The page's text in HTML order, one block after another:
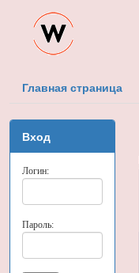
Главная страница
Вход
Логин:
Пароль: